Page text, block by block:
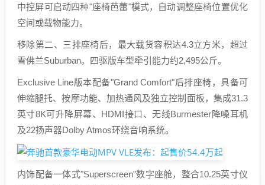
中控屏可启动四种"座椅芭蕾"模式，自动调整座椅位置优化
空间或载物能力。
移除第二、三排座椅后，最大载货容积达4.3立方米，超过
雪佛兰Suburban。四驱版车型牵引能力约2,495公斤。
Exclusive Line版本配备"Grand Comfort"后排座椅，具备可
伸缩腿托、按摩功能、加热通风及独立控制面板，集成31.3
英寸8K可升降屏幕、HDMI接口、无线Burmester降噪耳机
及22扬声器Dolby Atmos环绕音响系统。
内饰配备一体式"Superscreen"数字座舱，整合10.25英寸仪